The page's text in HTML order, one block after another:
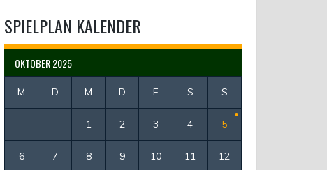
SPIELPLAN KALENDER
OKTOBER 2025
M D M D F S S
1 2 3 4 5
6 7 8 9 10 11 12